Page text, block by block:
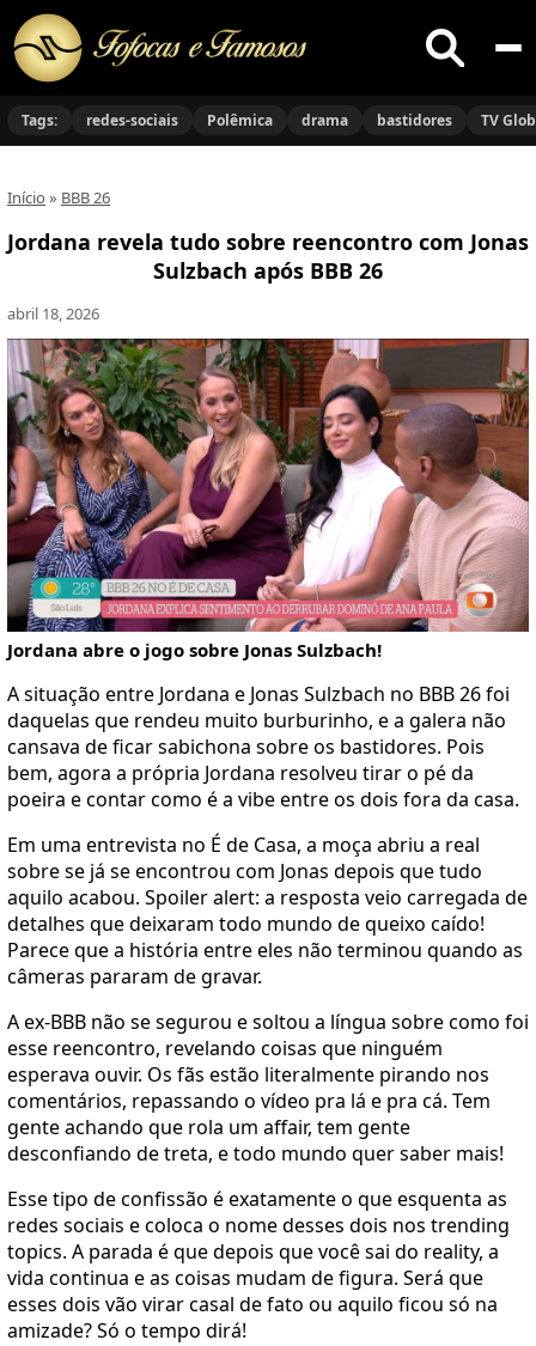
Buscar
no
Tags: redes-sociais Polêmica drama bastidores TV
Início » BBB 26
Jordana revela tudo sobre reencontro com Jonas
Sulzbach após BBB 26
abril 18, 2026
Jordana abre o jogo sobre Jonas Sulzbach!
A situação entre Jordana e Jonas Sulzbach no BBB 26 foi
daquelas que rendeu muito burburinho, e a galera não
cansava de ficar sabichona sobre os bastidores. Pois
bem, agora a própria Jordana resolveu tirar o pé da
poeira e contar como é a vibe entre os dois fora da casa.
Em uma entrevista no É de Casa, a moça abriu a real
sobre se já se encontrou com Jonas depois que tudo
aquilo acabou. Spoiler alert: a resposta veio carregada de
detalhes que deixaram todo mundo de queixo caído!
Parece que a história entre eles não terminou quando as
câmeras pararam de gravar.
A ex-BBB não se segurou e soltou a língua sobre como foi
esse reencontro, revelando coisas que ninguém
esperava ouvir. Os fãs estão literalmente pirando nos
comentários, repassando o vídeo pra lá e pra cá. Tem
gente achando que rola um affair, tem gente
desconfiando de treta, e todo mundo quer saber mais!
Esse tipo de confissão é exatamente o que esquenta as
redes sociais e coloca o nome desses dois nos trending
topics. A parada é que depois que você sai do reality, a
vida continua e as coisas mudam de figura. Será que
esses dois vão virar casal de fato ou aquilo ficou só na
amizade? Só o tempo dirá!